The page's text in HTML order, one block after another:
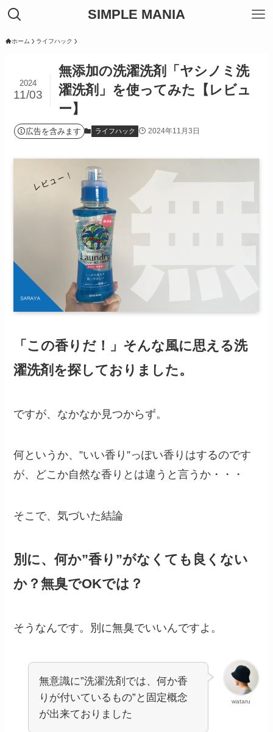
SIMPLE MANIA
ホーム ライフハック
無添加の洗濯洗剤「ヤシノミ洗
濯洗剤」を使ってみた【レビュ
ー】
2024
11/03
広告を含みます ライフハック 2024年11月3日
「この香りだ！」そんな風に思える洗
濯洗剤を探しておりました。
ですが、なかなか見つからず。
何というか、”いい香り”っぽい香りはするのです
が、どこか自然な香りとは違うと言うか・・・
そこで、気づいた結論
別に、何か”香り”がなくても良くない
か？無臭でOKでは？
そうなんです。別に無臭でいいんですよ。
wataru
無意識に”洗濯洗剤では、何か香
りが付いているもの”と固定概念
が出来ておりました